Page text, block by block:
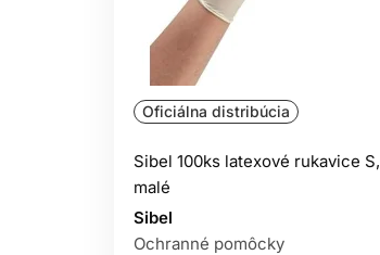
Oficiálna distribúcia
Sibel 100ks latexové rukavice S,
malé
Sibel
Ochranné pomôcky